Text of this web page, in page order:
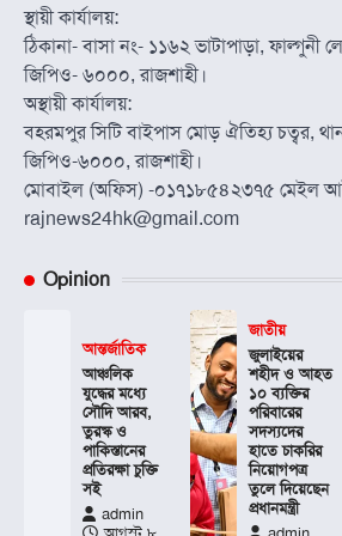
স্থায়ী কার্যালয়:
ঠিকানা- বাসা নং- ১১৬২ ভাটাপাড়া, ফাল্গুনী
জিপিও- ৬০০০, রাজশাহী।
অস্থায়ী কার্যালয়:
বহরমপুর সিটি বাইপাস মোড় ঐতিহ্য চত্বর,
জিপিও-৬০০০, রাজশাহী।
মোবাইল (অফিস) -০১৭১৮৫৪২৩৭৫ মেইল
rajnews24hk@gmail.com
Opinion
আন্তর্জাতিক
আঞ্চলিক
যুদ্ধের মধ্যে
সৌদি আরব,
তুরস্ক ও
পাকিস্তানের
প্রতিরক্ষা চুক্তি
সই
admin
জাতীয়
জুলাইয়ের
শহীদ ও আহত
১০ ব্যক্তির
পরিবারের
সদস্যদের
হাতে চাকরির
নিয়োগপত্র
তুলে দিয়েছেন
প্রধানমন্ত্রী